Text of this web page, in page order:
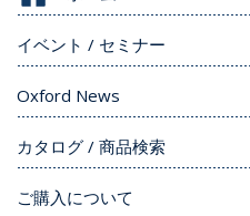
イベント / セミナー
Oxford News
カタログ / 商品検索
ご購入について